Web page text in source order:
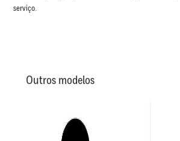
serviço.
Outros modelos